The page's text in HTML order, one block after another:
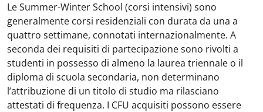
Le Summer-Winter School (corsi intensivi) sono
generalmente corsi residenziali con durata da una a
quattro settimane, connotati internazionalmente. A
seconda dei requisiti di partecipazione sono rivolti a
studenti in possesso di almeno la laurea triennale o il
diploma di scuola secondaria, non determinano
l’attribuzione di un titolo di studio ma rilasciano
attestati di frequenza. I CFU acquisiti possono essere